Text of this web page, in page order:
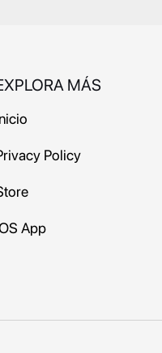
MÁS
Policy
App